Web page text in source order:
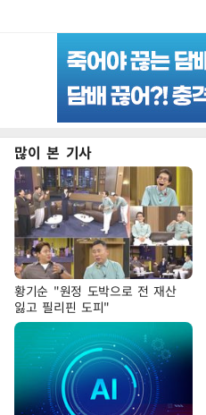
많이 본 기사
황기순 "원정 도박으로 전 재산
잃고 필리핀 도피"